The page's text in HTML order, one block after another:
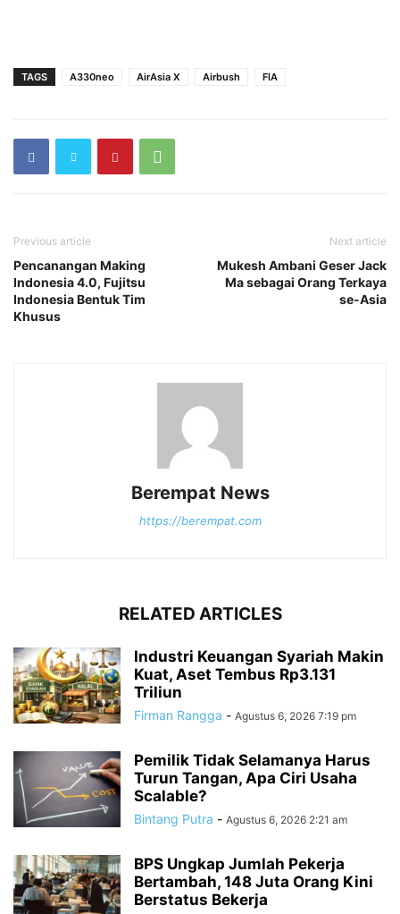
TAGS A330neo AirAsia X Airbush FIA
Previous article
Pencanangan Making
Indonesia 4.0, Fujitsu
Indonesia Bentuk Tim
Khusus
Next article
Mukesh Ambani Geser Jack
Ma sebagai Orang Terkaya
se-Asia
Berempat News
https://berempat.com
RELATED ARTICLES
Industri Keuangan Syariah Makin
Kuat, Aset Tembus Rp3.131
Triliun
Firman Rangga - Agustus 6, 2026 7:19 pm
Pemilik Tidak Selamanya Harus
Turun Tangan, Apa Ciri Usaha
Scalable?
Bintang Putra - Agustus 6, 2026 2:21 am
BPS Ungkap Jumlah Pekerja
Bertambah, 148 Juta Orang Kini
Berstatus Bekerja